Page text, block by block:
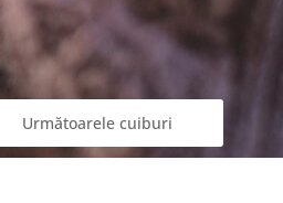
Următoarele cuiburi